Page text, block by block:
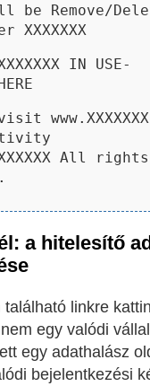
be Remove/
XXXXXXX
IN USE-
All rights
a hitelesítő
linkre
egy valódi
egy adathalász
bejelentkezési